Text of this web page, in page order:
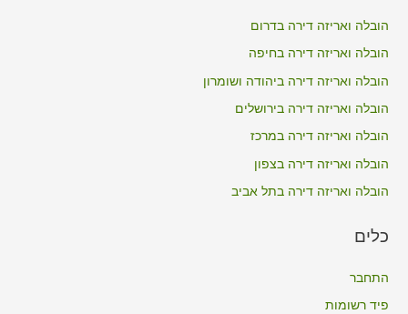
o
r
:
הובלה ואריזה דירה בדרום
הובלה ואריזה דירה בחיפה
הובלה ואריזה דירה ביהודה ושומרון
הובלה ואריזה דירה בירושלים
הובלה ואריזה דירה במרכז
הובלה ואריזה דירה בצפון
הובלה ואריזה דירה בתל אביב
כלים
התחבר
פיד רשומות